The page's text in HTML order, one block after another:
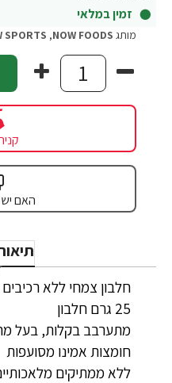
זמין במלאי
מותג NOW FOODS
,
SPORTS
האם
חלבון צמחי ללא
25 גרם חלבון
מתערבב בקלות, בעל
חומצות אמינו מסועפות
ללא ממתיקים